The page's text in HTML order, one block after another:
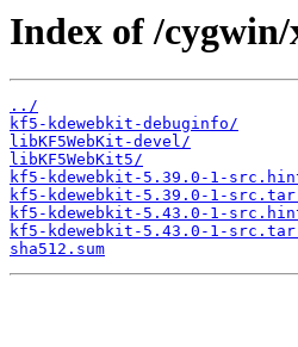
Index of /
../
kf5-kdewebkit-debuginfo/
libKF5WebKit-devel/
libKF5WebKit5/
kf5-kdewebkit-5.39.0-1-
kf5-kdewebkit-5.39.0-1-
kf5-kdewebkit-5.43.0-1-
kf5-kdewebkit-5.43.0-1-
sha512.sum